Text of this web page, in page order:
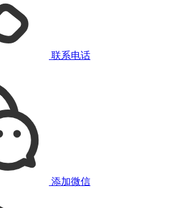
联系电话
添加微信